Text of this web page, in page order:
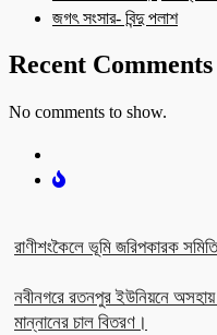
জগৎ সংসার- বিন্দু পলাশ
Recent Comments
No comments to show.
রাণীশংকৈলে ভূমি জরিপকারক
নবীনগরে রতনপুর ইউনিয়নে
মান্নানের চাল বিতরণ।